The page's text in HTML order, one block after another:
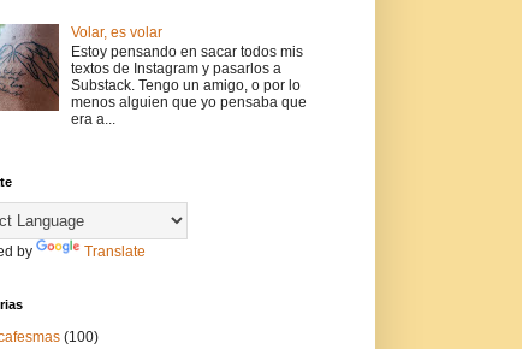
Volar, es volar
Estoy pensando en sacar todos mis
textos de Instagram y pasarlos a
Substack. Tengo un amigo, o por lo
menos alguien que yo pensaba que
era a...
by Translate
(100)